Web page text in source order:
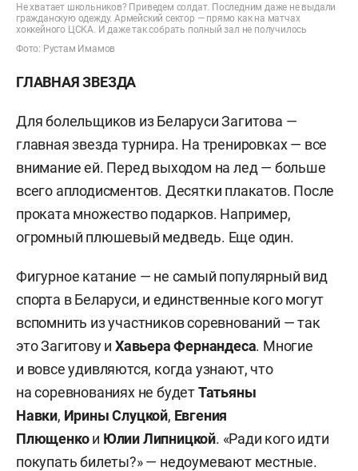
Не хватает школьников? Приведем солдат. Последним даже не выдали
гражданскую одежду. Армейский сектор — прямо как на матчах
хоккейного ЦСКА. И даже так собрать полный зал не получилось
Фото: Рустам Имамов
ГЛАВНАЯ ЗВЕЗДА
Для болельщиков из Беларуси Загитова —
главная звезда турнира. На тренировках — все
внимание ей. Перед выходом на лед — больше
всего аплодисментов. Десятки плакатов. После
проката множество подарков. Например,
огромный плюшевый медведь. Еще один.
Фигурное катание — не самый популярный вид
спорта в Беларуси, и единственные кого могут
вспомнить из участников соревнований — так
это Загитову иХавьера Фернандеса. Многие
и вовсе удивляются, когда узнают, что
на соревнованиях не будетТатьяны
Навки, Ирины Слуцкой, Евгения
Плющенкои Юлии Липницкой. «Ради кого идти
покупать билеты?» — недоумевают местные.